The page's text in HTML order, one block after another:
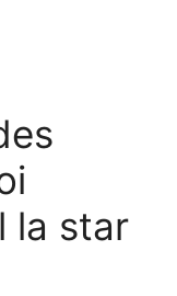
la star